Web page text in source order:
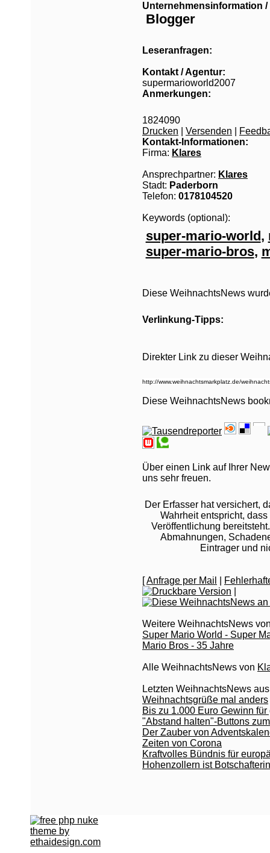
Unternehmensinformation
Blogger
Leseranfragen:
Kontakt / Agentur:
supermarioworld2007
Anmerkungen:
1824090
Drucken
Versenden
Kontakt-Informationen:
Firma: Klares
Ansprechpartner: Klares
Stadt: Paderborn
Telefon: 0178104520
Keywords (optional):
super-mario-world,
super-mario-bros,
Diese WeihnachtsNews
Verlinkung-Tipps:
Direkter Link zu dieser
Diese WeihnachtsNews
Über einen Link auf Ihrer
uns sehr freuen.
Der Erfasser hat versichert,
Wahrheit entspricht,
Veröffentlichung
Abmahnungen,
Eintrager und
[Anfrage per Mail
Weitere WeihnachtsNews
Super Mario World - Super
Mario Bros - 35 Jahre
Alle WeihnachtsNews von
Letzten WeihnachtsNews
Weihnachtsgrüße mal anders
Bis zu 1.000 Euro Gewinn
"Abstand halten"-Buttons
Der Zauber von
Zeiten von Corona
Kraftvolles Bündnis für
Hohenzollern ist